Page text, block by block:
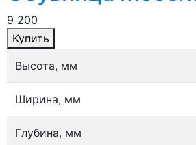
9 200
Купить
Высота, мм
Ширина, мм
Глубина, мм